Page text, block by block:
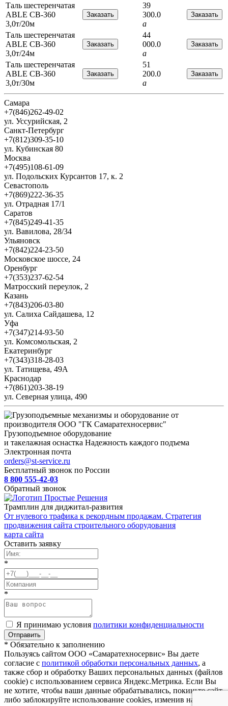
Таль шестеренчатая
ABLE CB-360
3,0т/20м
39
300.0
a
Таль шестеренчатая
ABLE CB-360
3,0т/24м
44
000.0
a
Таль шестеренчатая
ABLE CB-360
3,0т/30м
51
200.0
a
Самара
+7(846)262-49-02
ул. Уссурийская, 2
Санкт-Петербург
+7(812)309-35-10
ул. Кубинская 80
Москва
+7(495)108-61-09
ул. Подольских Курсантов 17, к. 2
Севастополь
+7(869)222-36-35
ул. Отрадная 17/1
Саратов
+7(845)249-41-35
ул. Вавилова, 28/34
Ульяновск
+7(842)224-23-50
Московское шоссе, 24
Оренбург
+7(353)237-62-54
Матросский переулок, 2
Казань
+7(843)206-03-80
ул. Салиха Сайдашева, 12
Уфа
+7(347)214-93-50
ул. Комсомольская, 2
Екатеринбург
+7(343)318-28-03
ул. Татищева, 49А
Краснодар
+7(861)203-38-19
ул. Северная улица, 490
Грузоподъемное оборудование
и такелажная оснастка Надежность каждого подъема
Электронная почта
orders@st-service.ru
Бесплатный звонок по России
8 800 555-42-03
Обратный звонок
Трамплин для диджитал-развития
От нулевого трафика к рекордным продажам. Стратегия
продвижения сайта строительного оборудования
карта сайта
Оставить заявку
*
*
Я принимаю условия политики конфиденциальности
* Обязательно к заполнению
Пользуясь сайтом ООО «Самаратехносервис» Вы даете
согласие с политикой обработки персональных данных, а
также сбор и обработку Ваших персональных данных (файлов
cookie) с использованием сервиса Яндекс.Метрика. Если Вы
не хотите, чтобы ваши данные обрабатывались, покиньте сайт,
либо заблокируйте использование cookies, изменив настройки